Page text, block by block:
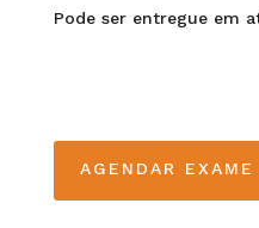
Pode ser entregue em
AGENDAR EXAME